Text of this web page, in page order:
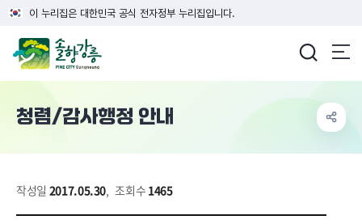
이 누리집은 대한민국 공식 전자정부 누리집입니다.
청렴/감사행정 안내
작성일 2017.05.30, 조회수 1465